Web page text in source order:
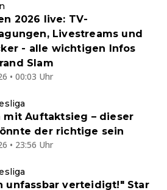
2026 live: TV-
Livestreams und
- alle wichtigen Infos
Slam
• 00:03 Uhr
mit Auftaktsieg – dieser
der richtige sein
• 23:56 Uhr
unfassbar verteidigt!" Star